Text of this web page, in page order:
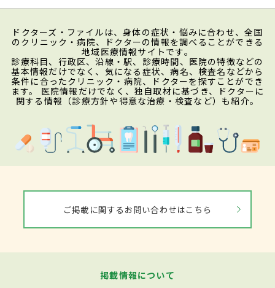
ドクターズ・ファイルは、身体の症状・悩みに合わせ、全国
のクリニック・病院、ドクターの情報を調べることができる
地域医療情報サイトです。
診療科目、行政区、沿線・駅、診療時間、医院の特徴などの
基本情報だけでなく、気になる症状、病名、検査名などから
条件に合ったクリニック・病院、ドクターを探すことができ
ます。 医院情報だけでなく、独自取材に基づき、ドクターに
関する情報（診療方針や得意な治療・検査など）も紹介。
ご掲載に関するお問い合わせはこちら
掲載情報について